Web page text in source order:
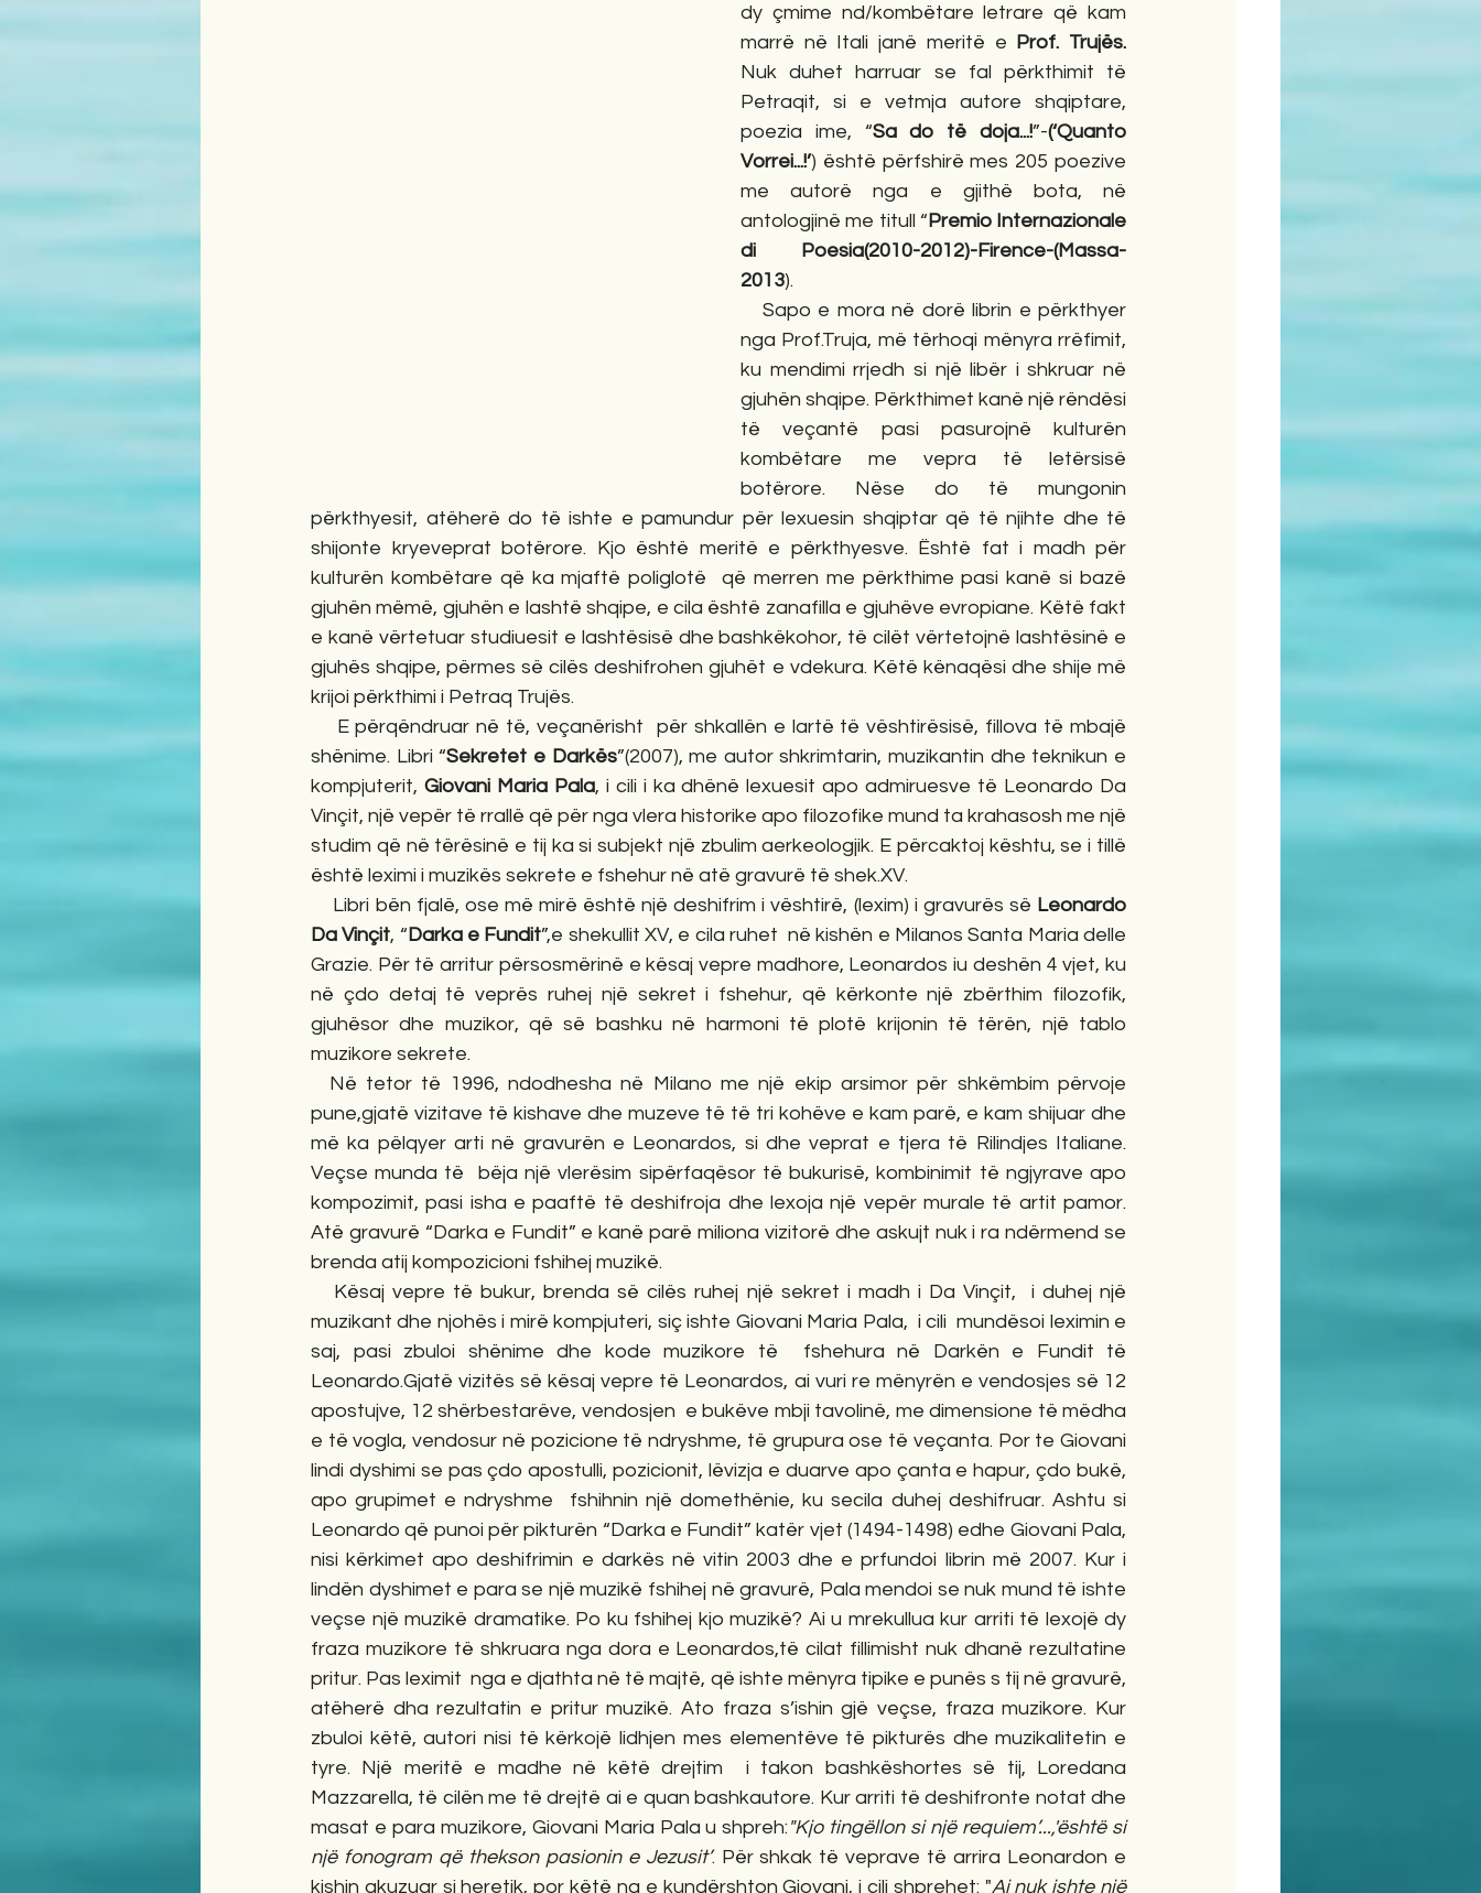
dy çmime nd/kombëtare letrare që kam
marrë në Itali janë meritë e Prof. Trujës.
Nuk duhet harruar se fal përkthimit të
Petraqit, si e vetmja autore shqiptare,
poezia ime, “Sa do të doja...!”-(‘Quanto
Vorrei...!’) është përfshirë mes 205 poezive
me autorë nga e gjithë bota, në
antologjinë me titull “Premio Internazionale
di Poesia(2010-2012)-Firence-(Massa-
2013).
nga Prof.Truja, më tërhoqi mënyra rrëfimit,
ku mendimi rrjedh si një libër i shkruar në
gjuhën shqipe. Përkthimet kanë një rëndësi
të veçantë pasi pasurojnë kulturën
kombëtare me vepra të letërsisë
botërore. Nëse do të mungonin
përkthyesit, atëherë do të ishte e pamundur për lexuesin shqiptar që të njihte dhe të
shijonte kryeveprat botërore. Kjo është meritë e përkthyesve. Është fat i madh për
kulturën kombëtare që ka mjaftë poliglotë  që merren me përkthime pasi kanë si bazë
gjuhën mëmë, gjuhën e lashtë shqipe, e cila është zanafilla e gjuhëve evropiane. Këtë fakt
e kanë vërtetuar studiuesit e lashtësisë dhe bashkëkohor, të cilët vërtetojnë lashtësinë e
gjuhës shqipe, përmes së cilës deshifrohen gjuhët e vdekura. Këtë kënaqësi dhe shije më
krijoi përkthimi i Petraq Trujës.
shënime. Libri “Sekretet e Darkës”(2007), me autor shkrimtarin, muzikantin dhe teknikun e
kompjuterit, Giovani Maria Pala, i cili i ka dhënë lexuesit apo admiruesve të Leonardo Da
Vinçit, një vepër të rrallë që për nga vlera historike apo filozofike mund ta krahasosh me një
studim që në tërësinë e tij ka si subjekt një zbulim aerkeologjik. E përcaktoj kështu, se i tillë
është leximi i muzikës sekrete e fshehur në atë gravurë të shek.XV.
    Libri bën fjalë, ose më mirë është një deshifrim i vështirë, (lexim) i gravurës së
Leonardo
Da Vinçit, “Darka e Fundit”,e shekullit XV, e cila ruhet  në kishën e Milanos Santa Maria delle
Grazie. Për të arritur përsosmërinë e kësaj vepre madhore, Leonardos iu deshën 4 vjet, ku
në çdo detaj të veprës ruhej një sekret i fshehur, që kërkonte një zbërthim filozofik,
gjuhësor dhe muzikor, që së bashku në harmoni të plotë krijonin të tërën, një tablo
muzikore sekrete.
pune,gjatë vizitave të kishave dhe muzeve të të tri kohëve e kam parë, e kam shijuar dhe
më ka pëlqyer arti në gravurën e Leonardos, si dhe veprat e tjera të Rilindjes Italiane.
Veçse munda të  bëja një vlerësim sipërfaqësor të bukurisë, kombinimit të ngjyrave apo
kompozimit, pasi isha e paaftë të deshifroja dhe lexoja një vepër murale të artit pamor.
Atë gravurë “Darka e Fundit” e kanë parë miliona vizitorë dhe askujt nuk i ra ndërmend se
brenda atij kompozicioni fshihej muzikë.
muzikant dhe njohës i mirë kompjuteri, siç ishte Giovani Maria Pala,  i cili  mundësoi leximin e
saj, pasi zbuloi shënime dhe kode muzikore të  fshehura në Darkën e Fundit të
Leonardo.Gjatë vizitës së kësaj vepre të Leonardos, ai vuri re mënyrën e vendosjes së 12
apostujve, 12 shërbestarëve, vendosjen  e bukëve mbji tavolinë, me dimensione të mëdha
e të vogla, vendosur në pozicione të ndryshme, të grupura ose të veçanta. Por te Giovani
lindi dyshimi se pas çdo apostulli, pozicionit, lëvizja e duarve apo çanta e hapur, çdo bukë,
apo grupimet e ndryshme  fshihnin një domethënie, ku secila duhej deshifruar. Ashtu si
Leonardo që punoi për pikturën “Darka e Fundit” katër vjet (1494-1498) edhe Giovani Pala,
nisi kërkimet apo deshifrimin e darkës në vitin 2003 dhe e prfundoi librin më 2007. Kur i
lindën dyshimet e para se një muzikë fshihej në gravurë, Pala mendoi se nuk mund të ishte
veçse një muzikë dramatike. Po ku fshihej kjo muzikë? Ai u mrekullua kur arriti të lexojë dy
fraza muzikore të shkruara nga dora e Leonardos,të cilat fillimisht nuk dhanë rezultatine
pritur. Pas leximit  nga e djathta në të majtë, që ishte mënyra tipike e punës s tij në gravurë,
atëherë dha rezultatin e pritur muzikë. Ato fraza s’ishin gjë veçse, fraza muzikore. Kur
zbuloi këtë, autori nisi të kërkojë lidhjen mes elementëve të pikturës dhe muzikalitetin e
tyre. Një meritë e madhe në këtë drejtim  i takon bashkëshortes së tij, Loredana
Mazzarella, të cilën me të drejtë ai e quan bashkautore. Kur arriti të deshifronte notat dhe
masat e para muzikore, Giovani Maria Pala u shpreh: "Kjo tingëllon si një requiem’...,'është si
një fonogram që thekson pasionin e Jezusit’. Për shkak të veprave të arrira Leonardon e
kishin akuzuar si heretik, por këtë na e kundërshton Giovani, i cili shprehet: "Ai nuk ishte një